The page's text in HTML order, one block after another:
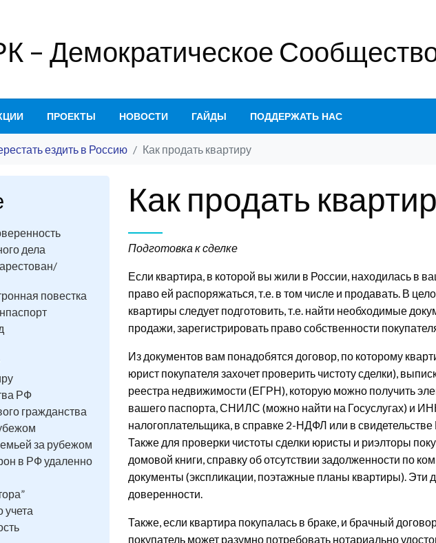
– Демократическое
ПРОЕКТЫ НОВОСТИ ГАЙДЫ ПОДДЕРЖАТЬ НАС
ездить в Россию Как продать квартиру
дела
повестка
РФ
гражданства
за рубежом
в РФ удаленно
учета
Как продать
Подготовка к сделке
Если квартира, в которой вы жили в России, находилась в
право ей распоряжаться, т.е. в том числе и продавать. В
квартиры следует подготовить, т.е. найти необходимые
продажи, зарегистрировать право собственности
Из документов вам понадобятся договор, по которому
юрист покупателя захочет проверить чистоту сделки),
реестра недвижимости (ЕГРН), которую можно получить
вашего паспорта, СНИЛС (можно найти на Госуслугах) и
налогоплательщика, в справке 2-НДФЛ или в
Также для проверки чистоты сделки юристы и риэлторы
домовой книги, справку об отсутствии задолженности по
документы (экспликации, поэтажные планы квартиры). Эти
доверенности.
Также, если квартира покупалась в браке, и брачный
покупатель может разумно потребовать нотариально